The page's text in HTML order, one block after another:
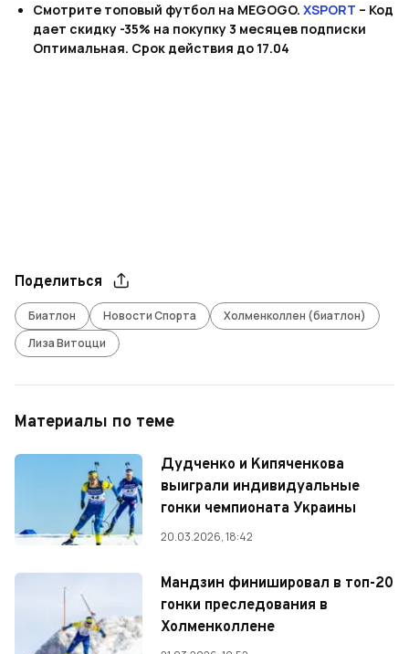
Смотрите топовый футбол на MEGOGO. XSPORT – Код
дает скидку -35% на покупку 3 месяцев подписки
Оптимальная. Срок действия до 17.04
Поделиться
Биатлон Новости Спорта
Холменколлен (биатлон)
Лиза Витоцци
Материалы по теме
Дудченко и Кипяченкова
выиграли индивидуальные
гонки чемпионата Украины
20.03.2026, 18:42
Мандзин финишировал в топ-20
гонки преследования в
Холменколлене